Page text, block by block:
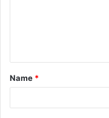
t
*
Name *